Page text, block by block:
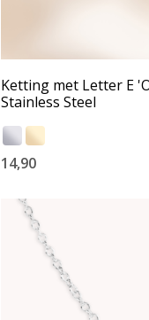
Ketting met Letter E
Stainless Steel
14,90